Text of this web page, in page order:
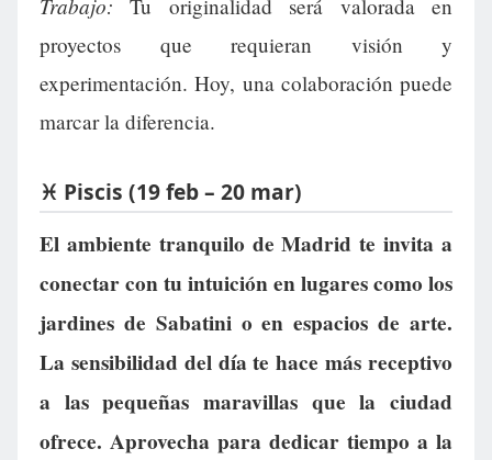
Trabajo: Tu originalidad será valorada en
proyectos que requieran visión y
experimentación. Hoy, una colaboración puede
marcar la diferencia.
♓ Piscis (19 feb – 20 mar)
El ambiente tranquilo de Madrid te invita a
conectar con tu intuición en lugares como los
jardines de Sabatini o en espacios de arte.
La sensibilidad del día te hace más receptivo
a las pequeñas maravillas que la ciudad
ofrece. Aprovecha para dedicar tiempo a la